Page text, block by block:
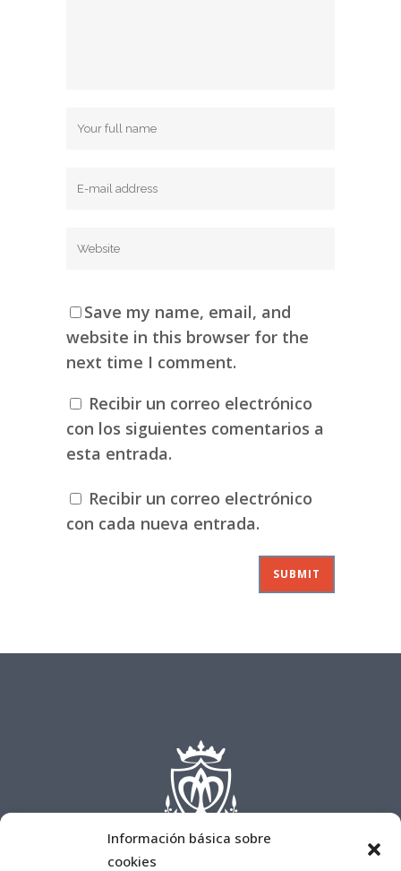
Información básica sobre
cookies
Save my name, email, and
website in this browser for the
next time I comment.
Recibir un correo electrónico
con los siguientes comentarios a
esta entrada.
Recibir un correo electrónico
con cada nueva entrada.